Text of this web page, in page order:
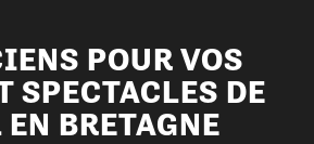
POUR VOS
SPECTACLES DE
EN BRETAGNE